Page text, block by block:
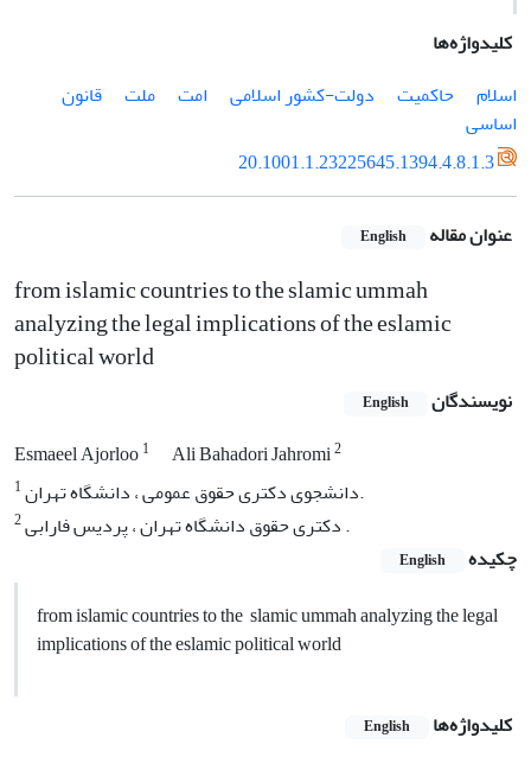
کلیدواژه‌ها
اسلام
حاکمیت دولت-کشور اسلامی امت ملت
قانون
اساسی
20.1001.1.23225645.1394.4.8.1.3
عنوان مقاله English
from islamic countries to the slamic ummah
analyzing the legal implications of the eslamic
political world
نویسندگان English
Esmaeel Ajorloo1 Ali Bahadori Jahromi2
1
دانشجوی دکتری حقوق عمومی ، دانشگاه تهران.
2
دکتری حقوق دانشگاه تهران ، پردیس فارابی .
چکیده
English
from islamic countries to the slamic ummah analyzing the legal
implications of the eslamic political world
کلیدواژه‌ها English